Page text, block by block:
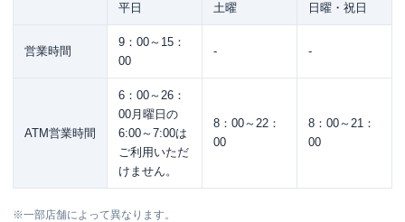
平日 土曜 日曜・祝日
営業時間
9：00～15：
00
- -
ATM営業時間
6：00～26：
00月曜日の
6:00～7:00は
ご利用いただ
けません。
8：00～22：
00
8：00～21：
00
※一部店舗によって異なります。